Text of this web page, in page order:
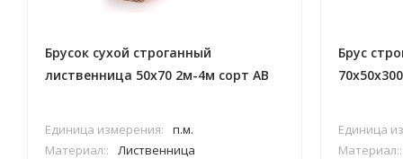
Брусок сухой строганный
лиственница 50х70 2м-4м сорт АВ
Единица измерения:
п.м.
Материал::
Лиственница
Брус
Единица
Материал::